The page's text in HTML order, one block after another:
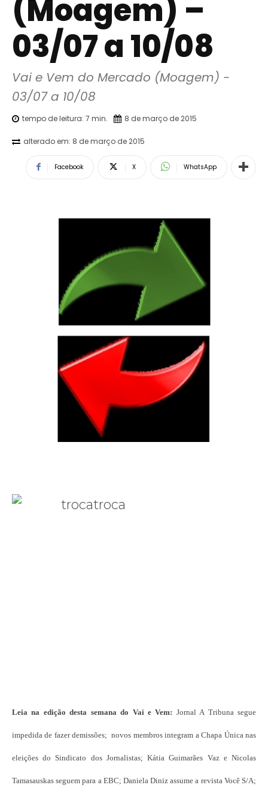
(Moagem) –
03/07 a 10/08
Vai e Vem do Mercado (Moagem) -
03/07 a 10/08
tempo de leitura: 7 min. 8 de março de 2015
alterado em: 8 de março de 2015
Facebook X WhatsApp
Leia na edição desta semana do Vai e Vem: Jornal A Tribuna segue
impedida de fazer demissões; novos membros integram a Chapa Única nas
eleições do Sindicato dos Jornalistas; Kátia Guimarães Vaz e Nicolas
Tamasauskas seguem para a EBC; Daniela Diniz assume a revista Você S/A;